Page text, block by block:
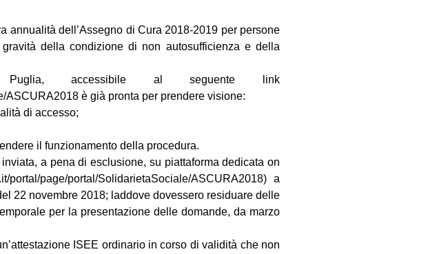
annualità dell’Assegno di Cura 2018-2019 per persone
della condizione di non autosufficienza e della
accessibile al seguente link
è già pronta per prendere visione:
di accesso;
il funzionamento della procedura.
a pena di esclusione, su piattaforma dedicata on
page/portal/SolidarietaSociale/ASCURA2018) a
22 novembre 2018; laddove dovessero residuare delle
per la presentazione delle domande, da marzo
ISEE ordinario in corso di validità che non